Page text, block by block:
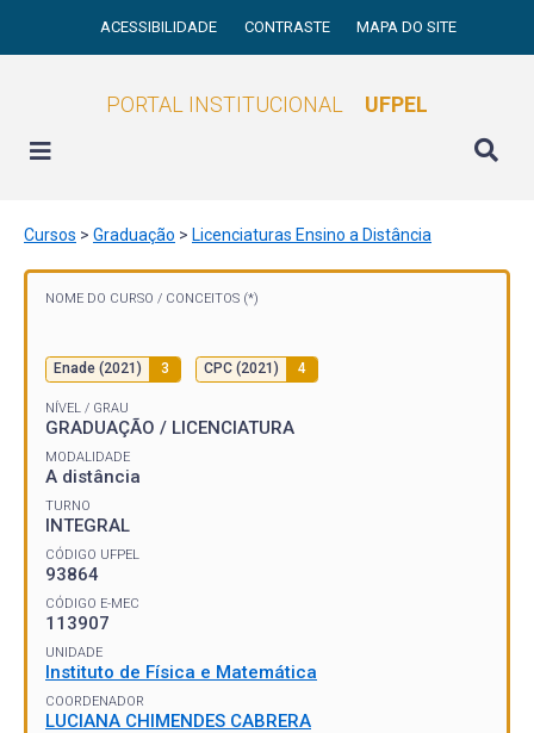
ACESSIBILIDADE CONTRASTE MAPA DO SITE
PORTAL INSTITUCIONAL UFPEL
Cursos > Graduação > Licenciaturas Ensino a Distância
NOME DO CURSO / CONCEITOS (*)
Enade (2021) 3 CPC (2021) 4
NÍVEL / GRAU
GRADUAÇÃO / LICENCIATURA
MODALIDADE
A distância
TURNO
INTEGRAL
CÓDIGO UFPEL
93864
CÓDIGO E-MEC
113907
UNIDADE
Instituto de Física e Matemática
COORDENADOR
LUCIANA CHIMENDES CABRERA